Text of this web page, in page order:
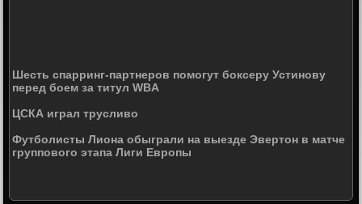
Шесть спарринг-партнеров помогут боксеру Устинову
перед боем за титул WBA
ЦСКА играл трусливо
Футболисты Лиона обыграли на выезде Эвертон в матче
группового этапа Лиги Европы